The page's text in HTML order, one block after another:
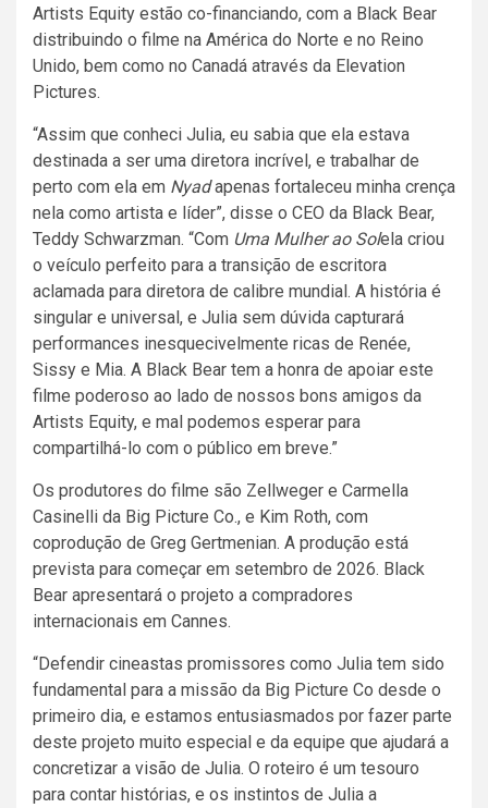
Artists Equity estão co-financiando, com a Black Bear
distribuindo o filme na América do Norte e no Reino
Unido, bem como no Canadá através da Elevation
Pictures.
“Assim que conheci Julia, eu sabia que ela estava
destinada a ser uma diretora incrível, e trabalhar de
perto com ela em Nyadapenas fortaleceu minha crença
nela como artista e líder”, disse o CEO da Black Bear,
Teddy Schwarzman. “Com Uma Mulher ao Solela criou
o veículo perfeito para a transição de escritora
aclamada para diretora de calibre mundial. A história é
singular e universal, e Julia sem dúvida capturará
performances inesquecivelmente ricas de Renée,
Sissy e Mia. A Black Bear tem a honra de apoiar este
filme poderoso ao lado de nossos bons amigos da
Artists Equity, e mal podemos esperar para
compartilhá-lo com o público em breve.”
Os produtores do filme são Zellweger e Carmella
Casinelli da Big Picture Co., e Kim Roth, com
coprodução de Greg Gertmenian. A produção está
prevista para começar em setembro de 2026. Black
Bear apresentará o projeto a compradores
internacionais em Cannes.
“Defendir cineastas promissores como Julia tem sido
fundamental para a missão da Big Picture Co desde o
primeiro dia, e estamos entusiasmados por fazer parte
deste projeto muito especial e da equipe que ajudará a
concretizar a visão de Julia. O roteiro é um tesouro
para contar histórias, e os instintos de Julia a